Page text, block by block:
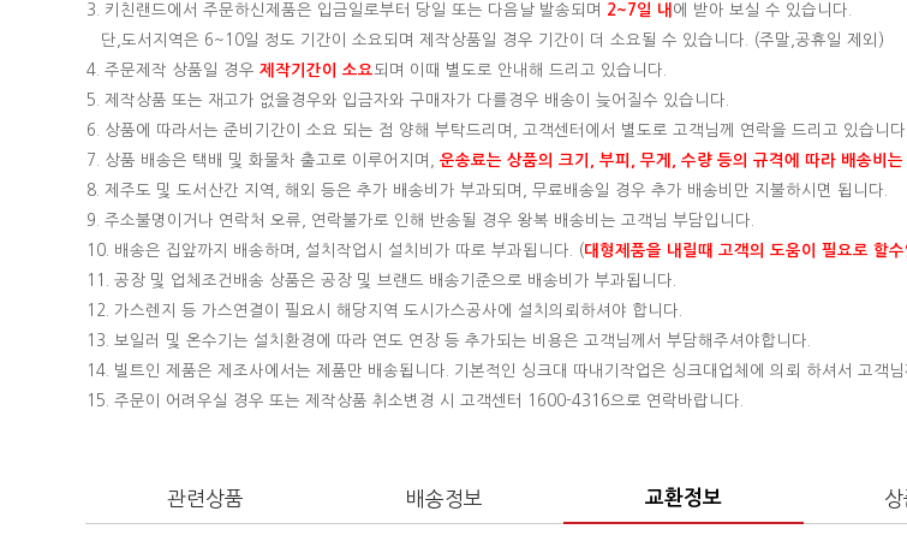
3. 키친랜드에서 주문하신제품은 입금일로부터 당일 또는 다음날 발송되며
2~7일 내 에 받아 보실 수 있습니다.
단,도서지역은 6~10일 정도 기간이 소요되며 제작상품일 경우 기간이 더 소요될 수 있습니다. (주말,공휴일 제외)
4. 주문제작 상품일 경우 제작기간이 소요 되며 이때 별도로 안내해 드리고 있습니다.
5. 제작상품 또는 재고가 없을경우와 입금자와 구매자가 다를경우 배송이 늦어질수 있습니다.
6. 상품에 따라서는 준비기간이 소요 되는 점 양해 부탁드리며, 고객센터에서 별도로 고객님께 연락을 드리고 있습니다.
7. 상품 배송은 택배 및 화물차 출고로 이루어지며, 운송료는 상품의 크기, 부피, 무게, 수량 등의 규격에 따라 배송비는
8. 제주도 및 도서산간 지역, 해외 등은 추가 배송비가 부과되며, 무료배송일 경우 추가 배송비만 지불하시면 됩니다.
9. 주소불명이거나 연락처 오류, 연락불가로 인해 반송될 경우 왕복 배송비는 고객님 부담입니다.
10. 배송은 집앞까지 배송하며, 설치작업시 설치비가 따로 부과됩니다. (대형제품을 내릴때 고객의 도움이 필요로 할수
11. 공장 및 업체조건배송 상품은 공장 및 브랜드 배송기준으로 배송비가 부과됩니다.
12. 가스렌지 등 가스연결이 필요시 해당지역 도시가스공사에 설치의뢰하셔야 합니다.
13. 보일러 및 온수기는 설치환경에 따라 연도 연장 등 추가되는 비용은 고객님께서 부담해주셔야합니다.
14. 빌트인 제품은 제조사에서는 제품만 배송됩니다. 기본적인 싱크대 따내기작업은 싱크대업체에 의뢰 하셔서 고객님
15. 주문이 어려우실 경우 또는 제작상품 취소변경 시 고객센터 1600-4316으로 연락바랍니다.
관련상품 배송정보 교환정보 상